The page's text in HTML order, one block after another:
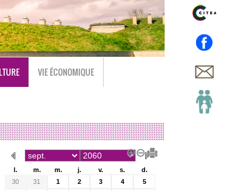
VIE ÉCONOMIQUE
l. m. m. j. v. s.
d.
30
31 1 2 3 4
5